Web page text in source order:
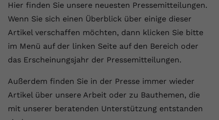
Hier finden Sie unsere neuesten Pressemitteilungen.
Wenn Sie sich einen Überblick über einige dieser
Artikel verschaffen möchten, dann klicken Sie bitte
im Menü auf der linken Seite auf den Bereich oder
das Erscheinungsjahr der Pressemitteilungen.
Außerdem finden Sie in der Presse immer wieder
Artikel über unsere Arbeit oder zu Bauthemen, die
mit unserer beratenden Unterstützung entstanden